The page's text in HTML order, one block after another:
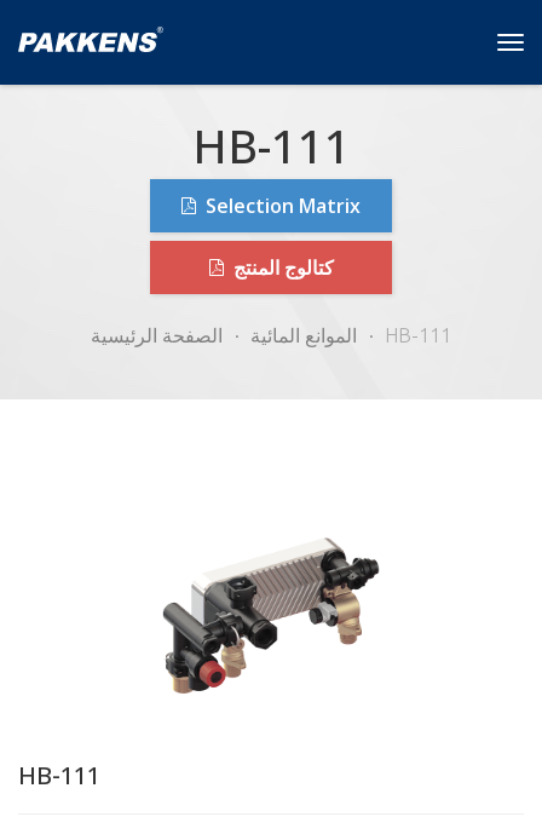
HB-111
Selection Matrix
كتالوج المنتج
الصفحة الرئيسية الموانع المائية HB-111
HB-111